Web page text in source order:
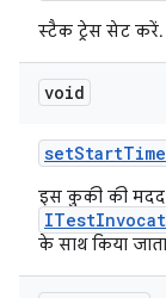
स्टैक ट्रेस सेट करें.
void
setStartTime
इस कुकी की मदद
के साथ किया